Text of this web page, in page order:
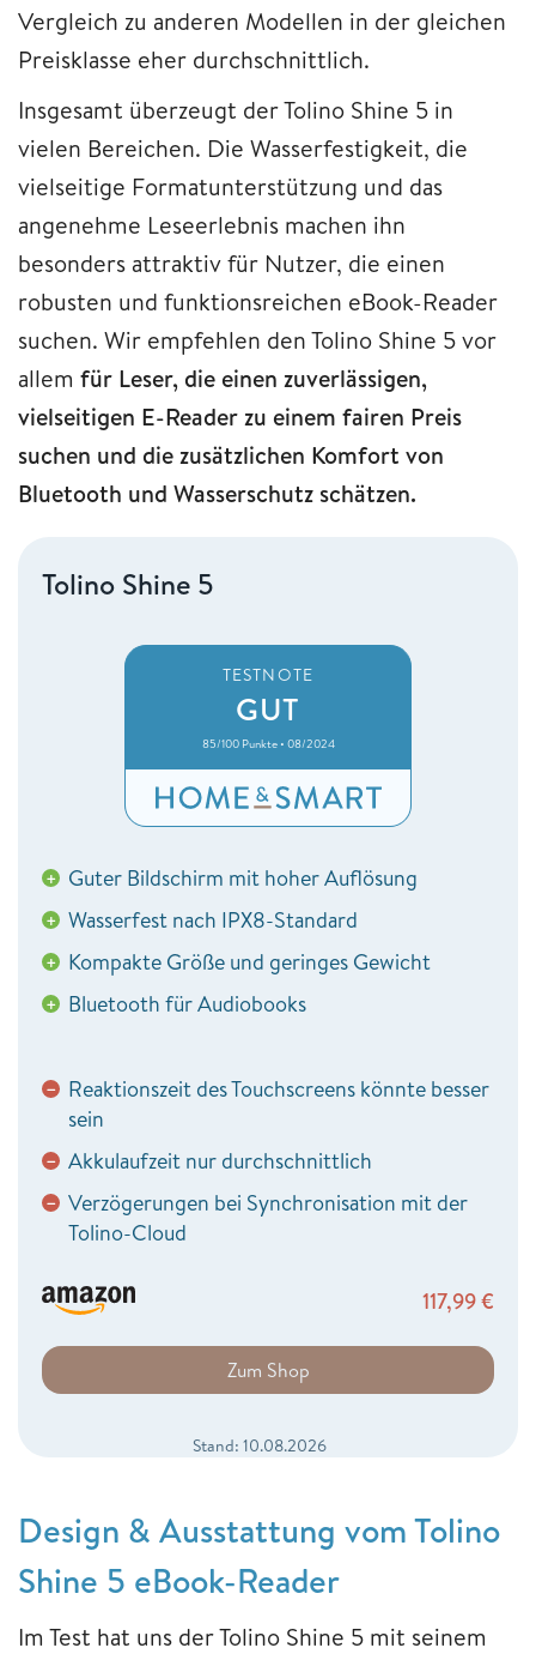
Vergleich zu anderen Modellen in der gleichen
Preisklasse eher durchschnittlich.
Insgesamt überzeugt der Tolino Shine 5 in
vielen Bereichen. Die Wasserfestigkeit, die
vielseitige Formatunterstützung und das
angenehme Leseerlebnis machen ihn
besonders attraktiv für Nutzer, die einen
robusten und funktionsreichen eBook-Reader
suchen. Wir empfehlen den Tolino Shine 5 vor
allem für Leser, die einen zuverlässigen,
vielseitigen E-Reader zu einem fairen Preis
suchen und die zusätzlichen Komfort von
Bluetooth und Wasserschutz schätzen.
Tolino Shine 5
TESTNOTE
GUT
85/100 Punkte • 08/2024
+ Guter Bildschirm mit hoher Auflösung
+ Wasserfest nach IPX8-Standard
+ Kompakte Größe und geringes Gewicht
+ Bluetooth für Audiobooks
− Reaktionszeit des Touchscreens könnte besser
sein
− Akkulaufzeit nur durchschnittlich
− Verzögerungen bei Synchronisation mit der
Tolino-Cloud
117,99€
Zum Shop
Stand: 10.08.2026
Design & Ausstattung vom Tolino
Shine 5 eBook-Reader
Im Test hat uns der Tolino Shine 5 mit seinem